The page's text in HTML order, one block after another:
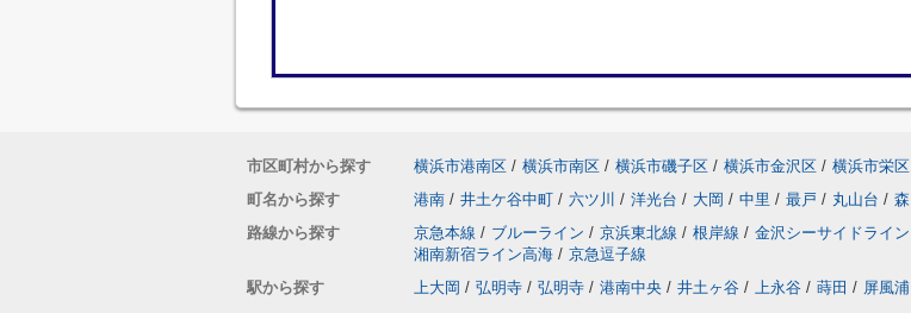
市区町村から探す 横浜市港南区 / 横浜市南区 / 横浜市磯子区 / 横浜市金沢区 / 横浜市栄区
町名から探す
港南 / 井土ケ谷中町 / 六ツ川 / 洋光台 / 大岡 / 中里 / 最戸 / 丸山台 / 森
路線から探す
京急本線 / ブルーライン / 京浜東北線 / 根岸線 / 金沢シーサイドライン
湘南新宿ライン高海 / 京急逗子線
駅から探す
上大岡 / 弘明寺 / 弘明寺 / 港南中央 / 井土ヶ谷 / 上永谷 / 蒔田 / 屏風浦